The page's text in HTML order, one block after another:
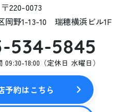
〒220-0073
岡野1-13-10 瑞穂横浜ビル1F
予約はこちら
534-5845
09:30-18:00（定休日 水曜日）